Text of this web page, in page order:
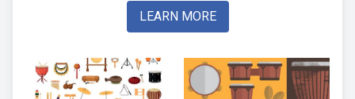
LEARN MORE